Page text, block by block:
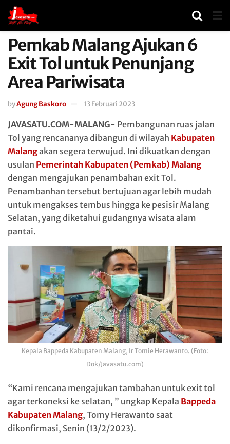
Pemkab Malang Ajukan 6
Exit Tol untuk Penunjang
Area Pariwisata
byAgung Baskoro 13 Februari 2023
JAVASATU.COM-MALANG- Pembangunan ruas jalan
Tol yang rencananya dibangun di wilayah Kabupaten
Malangakan segera terwujud. Ini dikuatkan dengan
usulan Pemerintah Kabupaten (Pemkab) Malang
dengan mengajukan penambahan exit Tol.
Penambanhan tersebut bertujuan agar lebih mudah
untuk mengakses tembus hingga ke pesisir Malang
Selatan, yang diketahui gudangnya wisata alam
pantai.
Kepala Bappeda Kabupaten Malang, Ir Tomie Herawanto. (Foto:
Dok/Javasatu.com)
“Kami rencana mengajukan tambahan untuk exit tol
agar terkoneksi ke selatan, ” ungkap Kepala Bappeda
Kabupaten Malang, Tomy Herawanto saat
dikonfirmasi, Senin (13/2/2023).